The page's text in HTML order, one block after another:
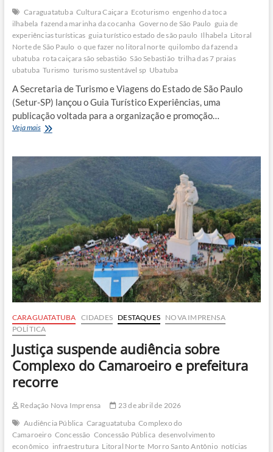
Caraguatatuba Cultura Caiçara Ecoturismo engenho da toca
ilhabela fazenda marinha da cocanha Governo de São Paulo guia de
experiências turísticas guia turístico estado de são paulo Ilhabela Litoral
Norte de São Paulo o que fazer no litoral norte quilombo da fazenda
ubatuba rota caiçara são sebastião São Sebastião trilha das 7 praias
ubatuba Turismo turismo sustentável sp Ubatuba
A Secretaria de Turismo e Viagens do Estado de São Paulo
(Setur-SP) lançou o Guia Turístico Experiências, uma
publicação voltada para a organização e promoção…
Veja maisLitoral
destaque
no
novo
Guia
de
Experiências
Turísticas
do
Estado
CARAGUATATUBA CIDADES DESTAQUES
NOVA IMPRENSA
POLÍTICA
Justiça suspende audiência sobre
Complexo do Camaroeiro e prefeitura
recorre
Redação Nova Imprensa
23 de abril de 2026
Audiência Pública Caraguatatuba Complexo do
Camaroeiro Concessão Concessão Pública desenvolvimento
econômico infraestrutura Litoral Norte Morro Santo Antônio notícias